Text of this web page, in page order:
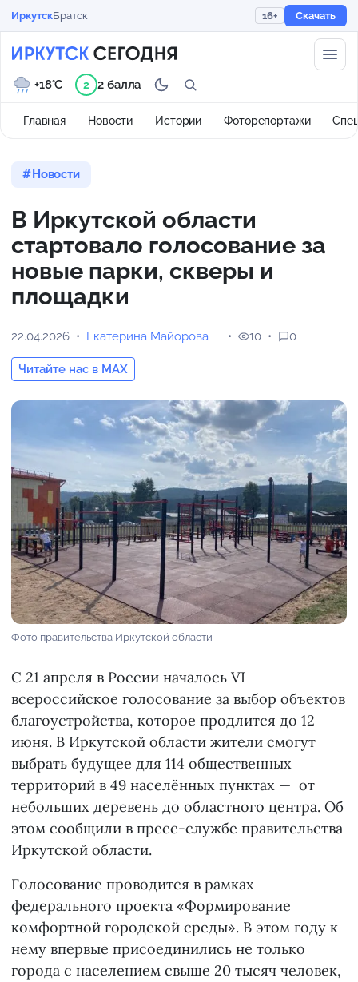
ИркутскБратск 16+ Скачать
Главная Новости Истории Фоторепортажи
+18°C 2 2 балла
Новости
В Иркутской области
стартовало голосование за
новые парки, скверы и
площадки
22.04.2026 Екатерина Майорова
Читайте нас в MAX
10 0
Фото правительства Иркутской области
С 21 апреля в России началось VI
всероссийское голосование за выбор объектов
благоустройства, которое продлится до 12
июня. В Иркутской области жители смогут
выбрать будущее для 114 общественных
территорий в 49 населённых пунктах — от
небольших деревень до областного центра. Об
этом сообщили в пресс-службе правительства
Иркутской области.
Голосование проводится в рамках
федерального проекта «Формирование
комфортной городской среды». В этом году к
нему впервые присоединились не только
города с населением свыше 20 тысяч человек,